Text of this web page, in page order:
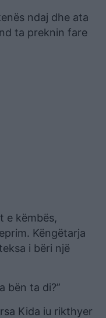
ndaj dhe ata
ta preknin fare
e këmbës,
Këngëtarja
i bëri një
bën ta di?”
Kida iu rikthyer